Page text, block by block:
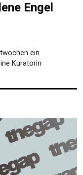
Engel
ein
Kuratorin